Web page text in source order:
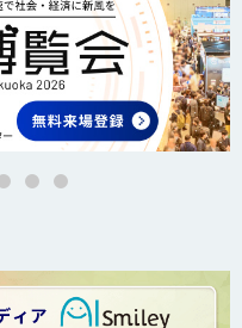
ジェント「OfficeAI社
で顧客コミュニケーシ